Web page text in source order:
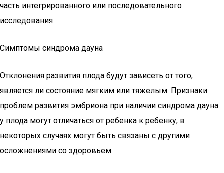
часть интегрированного или последовательного
исследования
Симптомы синдрома дауна
Отклонения развития плода будут зависеть от того,
является ли состояние мягким или тяжелым. Признаки
проблем развития эмбриона при наличии синдрома дауна
у плода могут отличаться от ребенка к ребенку, в
некоторых случаях могут быть связаны с другими
осложнениями со здоровьем.